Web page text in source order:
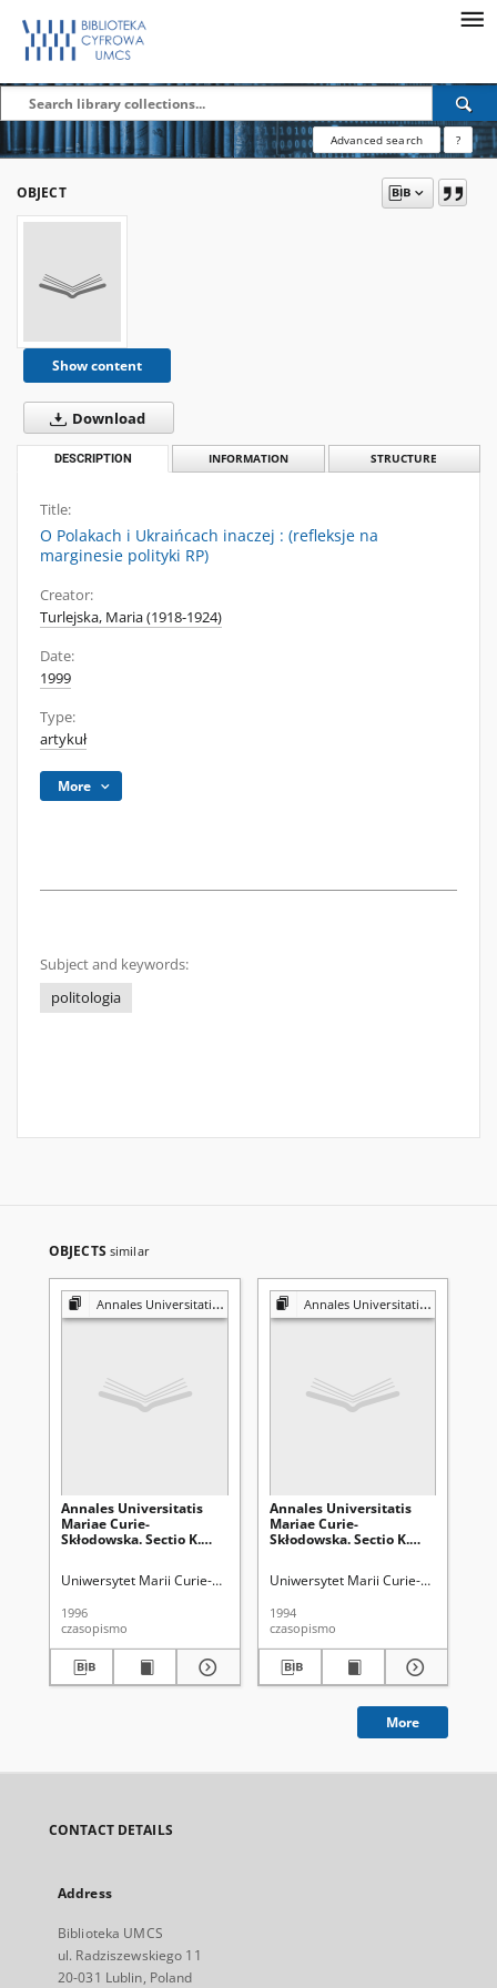
Advanced search ?
OBJECT
Show content
Download
DESCRIPTION INFORMATION STRUCTURE
Title:
O Polakach i Ukraińcach inaczej : (refleksje na
marginesie polityki RP)
Creator:
Turlejska, Maria (1918-1924)
Date:
1999
Type:
artykuł
More
Subject and keywords:
politologia
OBJECTS similar
Annales Universitatis Mariae Curie-Skłodowska. Sectio K, Politologia
Annales Universitatis
Mariae Curie-
Skłodowska. Sectio K.
spis treści
Uniwersytet Marii Curie-Skłodowskiej (Lublin)
1996
czasopismo
Annales Universitatis Mariae Curie-Skłodowska. Sectio K, Politologia
Annales Universitatis
Mariae Curie-
Skłodowska. Sectio K.
spis treści
Uniwersytet Marii Curie-
1994
czasopismo
More
CONTACT DETAILS
Address
Biblioteka UMCS
ul. Radziszewskiego 11
20-031 Lublin, Poland